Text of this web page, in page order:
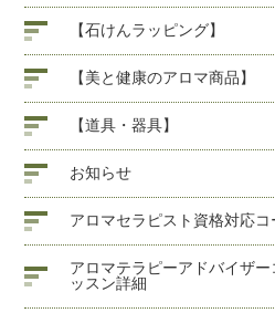
【石けんラッピング】
【美と健康のアロマ商品】
【道具・器具】
お知らせ
アロマセラピスト資格対応コ
アロマテラピーアドバイザー
ッスン詳細